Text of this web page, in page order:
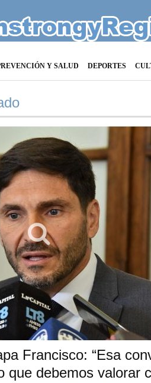
Y SALUD DEPORTES
Francisco: “Esa
que debemos valorar